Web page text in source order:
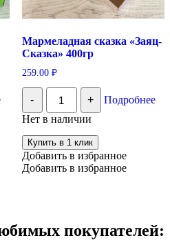
Мармеладная сказка «Заяц-
Сказка» 400гр
259.00 ₽
-
Количество
Мармеладная
сказка
«Заяц-
Сказка»
400гр
+
Подробнее
Нет в наличии
Купить в 1 клик
Добавить в избранное
Добавить в избранное
покупателей: